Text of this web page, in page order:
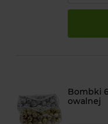
Bombki
owalnej